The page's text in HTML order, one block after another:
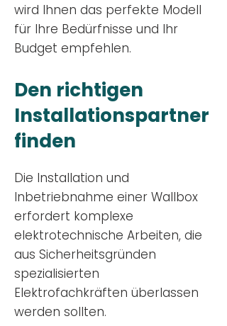
wird Ihnen das perfekte Modell
für Ihre Bedürfnisse und Ihr
Budget empfehlen.
Den richtigen
Installationspartner
finden
Die Installation und
Inbetriebnahme einer Wallbox
erfordert komplexe
elektrotechnische Arbeiten, die
aus Sicherheitsgründen
spezialisierten
Elektrofachkräften überlassen
werden sollten.